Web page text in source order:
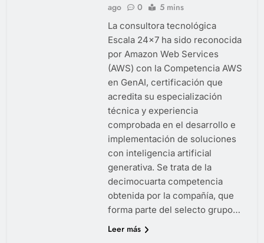
ago
0 5 mins
La consultora tecnológica
Escala 24×7 ha sido reconocida
por Amazon Web Services
(AWS) con la Competencia AWS
en GenAI, certificación que
acredita su especialización
técnica y experiencia
comprobada en el desarrollo e
implementación de soluciones
con inteligencia artificial
generativa. Se trata de la
decimocuarta competencia
obtenida por la compañía, que
forma parte del selecto grupo…
Leer más